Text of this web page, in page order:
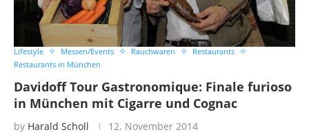
Lifestyle Messen/Events Rauchwaren
Restaurants
Restaurants in München
Davidoff Tour Gastronomique: Finale furioso
in München mit Cigarre und Cognac
by Harald Scholl 12. November 2014